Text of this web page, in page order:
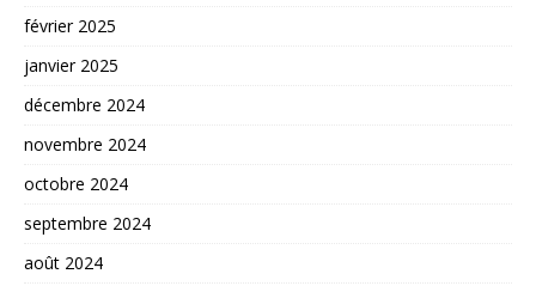
février 2025
janvier 2025
décembre 2024
novembre 2024
octobre 2024
septembre 2024
août 2024